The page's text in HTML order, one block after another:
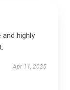
highly
Apr 11, 2025